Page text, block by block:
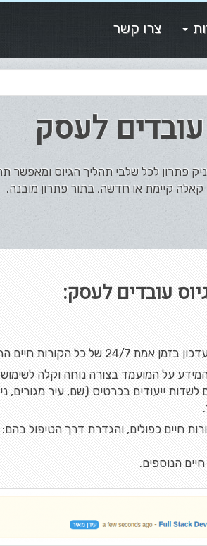
צרו קשר
לעסק
לכל שלבי תהליך הגיוס ומאפשר
קיימת או חדשה, בתור פתרון מובנה.
עובדים לעסק:
החדשים שזה עתה נשלחו ממקורות שונים, כך שלא תפספסו אף מועמד !!!
על המועמד בצורה נוחה וקלה
ייעודים בכרטיס (שם, עיר מגורים,
חיים כפולים, והגדרת דרך הטיפול בהם:
הנוספים.